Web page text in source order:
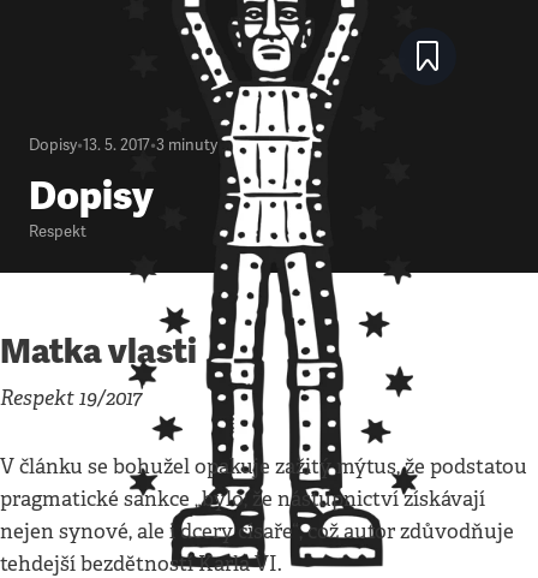
Dopisy•13. 5. 2017•3 minuty
Dopisy
Respekt
Matka vlasti
Respekt 19/2017
V článku se bohužel opakuje zažitý mýtus, že podstatou
pragmatické sankce „bylo, že nástupnictví získávají
nejen synové, ale i dcery císaře“, což autor zdůvodňuje
tehdejší bezdětností Karla VI.